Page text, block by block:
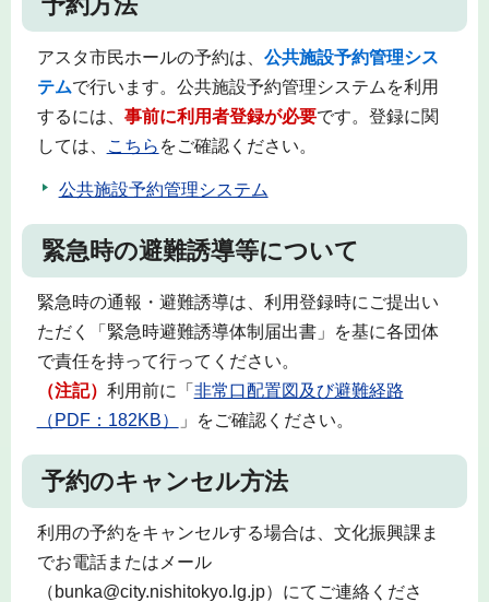
アスタ市民ホールの予約は、 公共施設予約管理シス
テムで行います。公共施設予約管理システムを利用
するには、 事前に利用者登録が必要です。登録に関
しては、
こちら をご確認ください。
公共施設予約管理システム
緊急時の避難誘導等について
緊急時の通報・避難誘導は、利用登録時にご提出い
ただく「緊急時避難誘導体制届出書」を基に各団体
で責任を持って行ってください。
（注記） 利用前に「 非常口配置図及び避難経路
（PDF：182KB）
」をご確認ください。
予約のキャンセル方法
利用の予約をキャンセルする場合は、文化振興課ま
でお電話またはメール
（bunka@city.nishitokyo.lg.jp）にてご連絡くださ